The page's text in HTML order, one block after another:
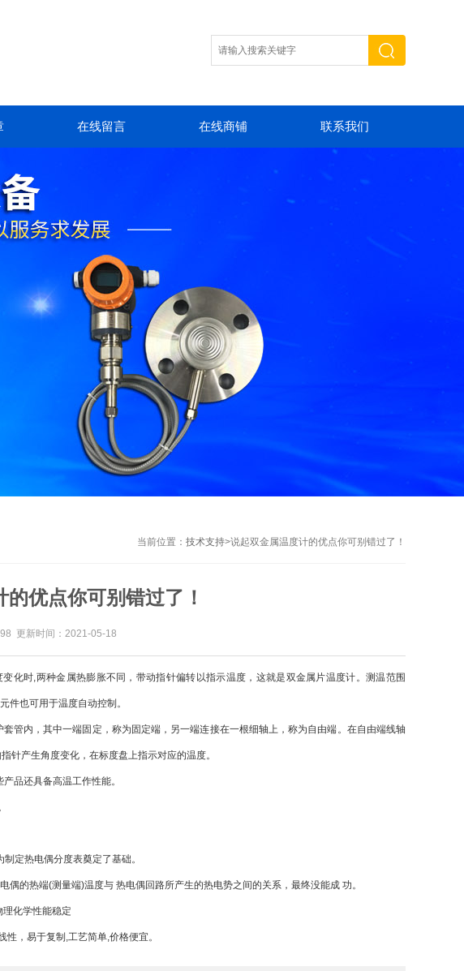
在线留言 在线商铺 联系我们
当前位置： 技术支持>说起双金属温度计的优点你可别错过了！
优点你可别错过了！
更新时间：2021-05-18
化时,两种金属热膨胀不同，带动指针偏转以指示温度，这就是双金属片温度计。测温范围
件也可用于温度自动控制。
管内，其中一端固定，称为固定端，另一端连接在一根细轴上，称为自由端。在自由端线轴
针产生角度变化，在标度盘上指示对应的温度。
品还具备高温工作性能。
定热电偶分度表奠定了基础。
热端(测量端)温度与 热电偶回路所产生的热电势之间的关系，最终没能成 功。
化学性能稳定
，易于复制,工艺简单,价格便宜。